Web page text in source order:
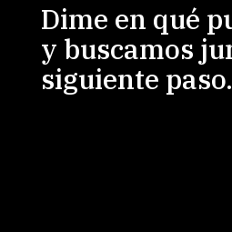
Dime en qué
y buscamos
siguiente paso.